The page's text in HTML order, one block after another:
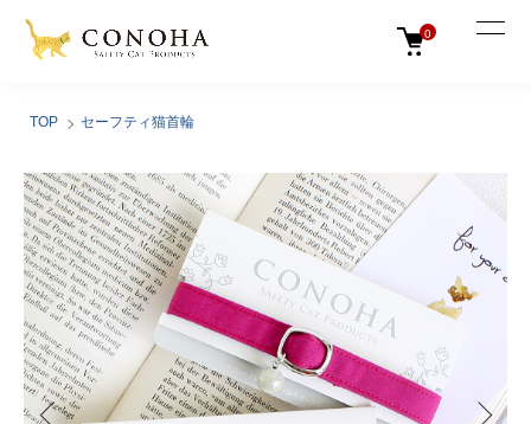
0
TOP セーフティ猫首輪